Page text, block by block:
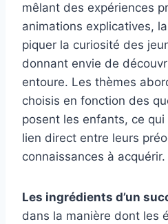
mêlant des expériences
animations explicatives,
piquer la curiosité des
donnant envie de
entoure. Les thèmes
choisis en fonction des
posent les enfants, ce
lien direct entre leurs
connaissances à acquérir.
Les ingrédients d’un
dans la manière dont les